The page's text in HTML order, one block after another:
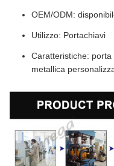
OEM/ODM:
Utilizzo: Portachiavi
Caratteristiche:
metallica